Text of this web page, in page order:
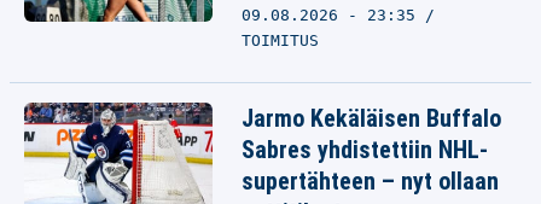
09.08.2026 - 23:35
TOIMITUS
Jarmo Kekäläisen Buffalo
Sabres yhdistettiin NHL-
supertähteen – nyt ollaan